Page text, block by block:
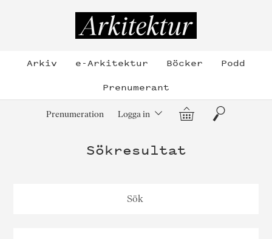
Arkiv e-Arkitektur Böcker
Podd
Prenumerant
Prenumeration Logga in Varukorg
Sök
Sökresultat